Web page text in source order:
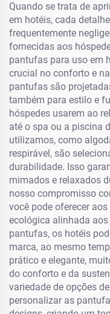
Quando se trata de
em hotéis, cada
frequentemente
fornecidas aos
pantufas para uso em
crucial no conforto e
pantufas são
também para estilo e
hóspedes usarem ao
até o spa ou a piscina
utilizamos, como
respirável, são
durabilidade. Isso
mimados e relaxados
nosso compromisso
você pode oferecer
ecológica alinhada
pantufas, os hotéis
marca, ao mesmo
prático e elegante,
do conforto e da
variedade de opções
personalizar as